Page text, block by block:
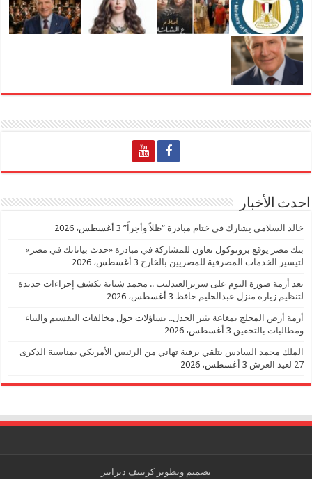
احدث الأخبار
خالد السلامي يشارك في ختام مبادرة “ظلاً وأجراً” 3 أغسطس، 2026
بنك مصر يوقع بروتوكول تعاون للمشاركة في مبادرة «حدث بياناتك في مصر»
لتيسير الخدمات المصرفية للمصريين بالخارج 3 أغسطس، 2026
بعد أزمة صورة النوم على سريرالعندليب .. محمد شبانة يكشف إجراءات جديدة
لتنظيم زيارة منزل عبدالحليم حافظ 3 أغسطس، 2026
أزمة أرض المحلج بمغاغة تثير الجدل.. تساؤلات حول مخالفات التقسيم والبناء
ومطالبات بالتحقيق 3 أغسطس، 2026
الملك محمد السادس يتلقي برقية تهاني من الرئيس الأمريكي بمناسبة الذكرى
27 لعيد العرش
3 أغسطس، 2026
تصميم وتطويركريتيف ديزاينز